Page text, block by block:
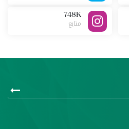
748K
متابع